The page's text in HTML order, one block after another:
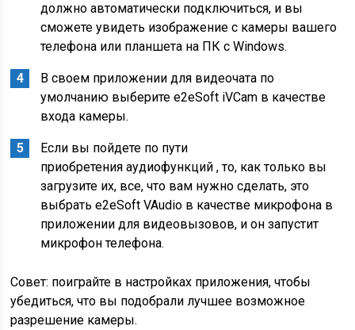
должно автоматически подключиться, и вы
сможете увидеть изображение с камеры вашего
телефона или планшета на ПК с Windows.
В своем приложении для видеочата по
умолчанию выберите e2eSoft iVCam в качестве
входа камеры.
Если вы пойдете по пути
приобретения аудиофункций , то, как только вы
загрузите их, все, что вам нужно сделать, это
выбрать e2eSoft VAudio в качестве микрофона в
приложении для видеовызовов, и он запустит
микрофон телефона.
Совет: поиграйте в настройках приложения, чтобы
убедиться, что вы подобрали лучшее возможное
разрешение камеры.